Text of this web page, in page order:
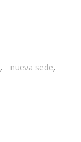
, nueva sede,